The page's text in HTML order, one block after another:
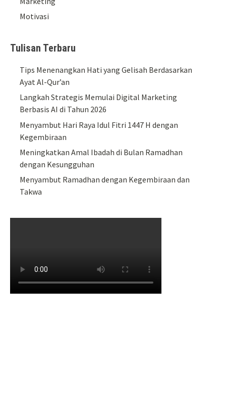
Motivasi
Tulisan Terbaru
Tips Menenangkan Hati yang Gelisah Berdasarkan
Ayat Al-Qur’an
Langkah Strategis Memulai Digital Marketing
Berbasis AI di Tahun 2026
Menyambut Hari Raya Idul Fitri 1447 H dengan
Kegembiraan
Meningkatkan Amal Ibadah di Bulan Ramadhan
dengan Kesungguhan
Menyambut Ramadhan dengan Kegembiraan dan
Takwa